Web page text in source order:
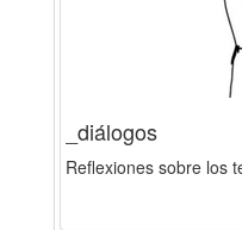
_diálogos
Reflexiones sobre los